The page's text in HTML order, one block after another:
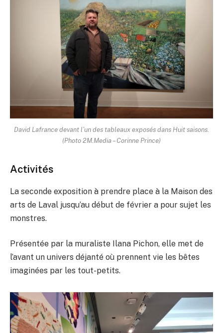
David Lafrance devant l’un des tableaux exposés dans Huit saisons.
(Photo 2M.Media – Corinne Prince)
Activités
La seconde exposition à prendre place à la Maison des
arts de Laval jusqu’au début de février a pour sujet les
monstres.
Présentée par la muraliste Ilana Pichon, elle met de
l’avant un univers déjanté où prennent vie les bêtes
imaginées par les tout-petits.